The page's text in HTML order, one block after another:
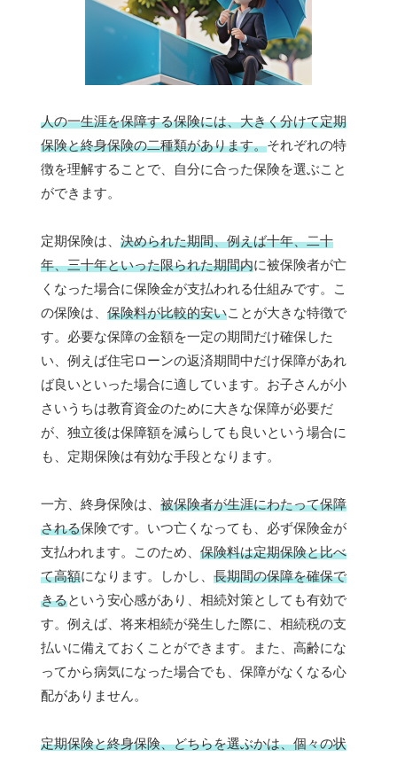
人の一生涯を保障する保険には、大きく分けて定期
保険と終身保険の二種類があります。それぞれの特
徴を理解することで、自分に合った保険を選ぶこと
ができます。
定期保険は、 決められた期間、例えば十年、二十
年、三十年といった限られた期間内に被保険者が亡
くなった場合に保険金が支払われる仕組みです。こ
の保険は、 保険料が比較的安いことが大きな特徴で
す。必要な保障の金額を一定の期間だけ確保した
い、例えば住宅ローンの返済期間中だけ保障があれ
ば良いといった場合に適しています。お子さんが小
さいうちは教育資金のために大きな保障が必要だ
が、独立後は保障額を減らしても良いという場合に
も、定期保険は有効な手段となります。
一方、終身保険は、 被保険者が生涯にわたって保障
される保険です。いつ亡くなっても、必ず保険金が
支払われます。このため、 保険料は定期保険と比べ
て高額になります。しかし、 長期間の保障を確保で
きるという安心感があり、相続対策としても有効で
す。例えば、将来相続が発生した際に、相続税の支
払いに備えておくことができます。また、高齢にな
ってから病気になった場合でも、保障がなくなる心
配がありません。
定期保険と終身保険、どちらを選ぶかは、個々の状